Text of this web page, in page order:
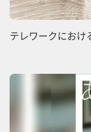
テレワークにおけ